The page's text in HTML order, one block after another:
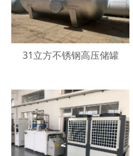
31立方不锈钢高压储罐